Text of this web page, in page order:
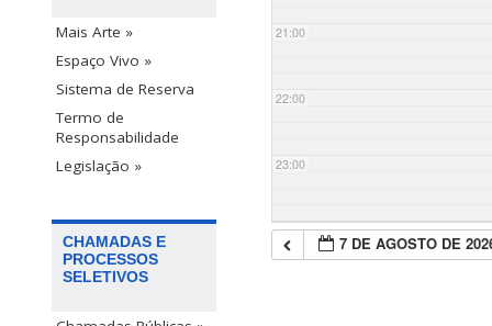
Mais Arte »
Espaço Vivo »
Sistema de Reserva
Termo de
Responsabilidade
Legislação »
CHAMADAS E
PROCESSOS
SELETIVOS
21:00
22:00
23:00
7 DE AGOSTO DE